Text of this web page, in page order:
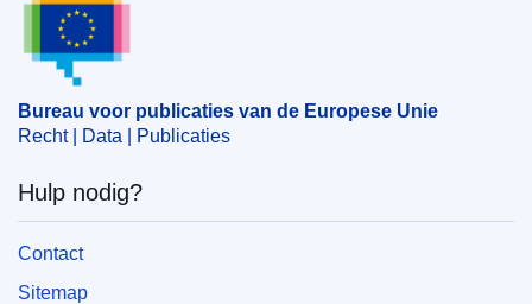
Bureau voor publicaties van de Europese Unie
Recht | Data | Publicaties
Hulp nodig?
Contact
Sitemap